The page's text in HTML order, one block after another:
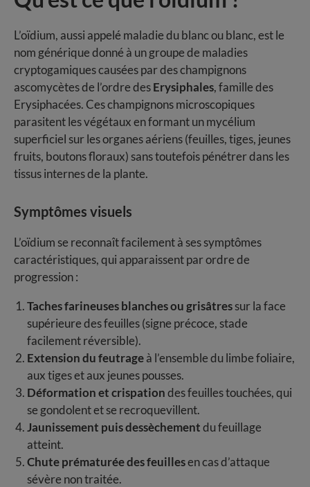
L’oïdium, aussi appelé maladie du blanc ou blanc, est le
nom générique donné à un groupe de maladies
cryptogamiques causées par des champignons
ascomycètes de l’ordre desErysiphales, famille des
Erysiphacées. Ces champignons microscopiques
parasitent les végétaux en formant un mycélium
superficiel sur les organes aériens (feuilles, tiges, jeunes
fruits, boutons floraux) sans toutefois pénétrer dans les
tissus internes de la plante.
Symptômes visuels
L’oïdium se reconnaît facilement à ses symptômes
caractéristiques, qui apparaissent par ordre de
progression :
Taches farineuses blanches ou grisâtressur la face
supérieure des feuilles (signe précoce, stade
facilement réversible).
Extension du feutrageà l’ensemble du limbe foliaire,
aux tiges et aux jeunes pousses.
Déformation et crispationdes feuilles touchées, qui
se gondolent et se recroquevillent.
Jaunissement puis dessèchementdu feuillage
atteint.
Chute prématurée des feuillesen cas d’attaque
sévère non traitée.